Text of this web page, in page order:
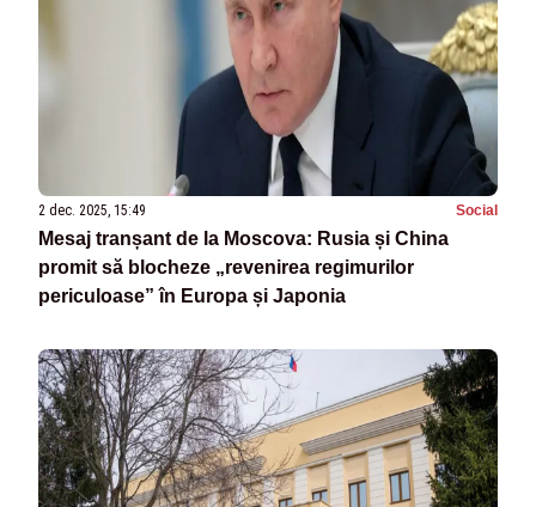
2 dec. 2025, 15:49 Social
Mesaj tranșant de la Moscova: Rusia și China
promit să blocheze „revenirea regimurilor
periculoase” în Europa și Japonia